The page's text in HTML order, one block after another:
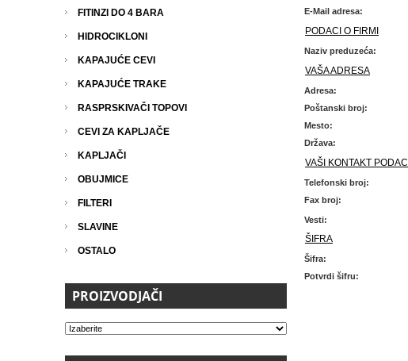
E-Mail adresa:
PODACI O FIRMI
Naziv preduzeća:
VAŠA ADRESA
Adresa:
Poštanski broj:
Mesto:
Država:
VAŠI KONTAKT PODACI
Telefonski broj:
Fax broj:
Vesti:
ŠIFRA
Šifra:
Potvrdi šifru:
FITINZI DO 4 BARA
HIDROCIKLONI
KAPAJUĆE CEVI
KAPAJUĆE TRAKE
RASPRSKIVAČI TOPOVI
CEVI ZA KAPLJAČE
KAPLJAČI
OBUJMICE
FILTERI
SLAVINE
OSTALO
PROIZVODJAČI